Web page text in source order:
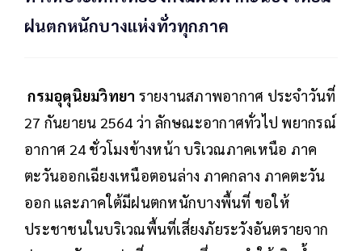
ฝนตกหนักบางแห่งทั่วทุกภาค
กรมอุตุนิยมวิทยา รายงานสภาพอากาศ ประจำวันที่
27 กันยายน 2564 ว่า ลักษณะอากาศทั่วไป พยากรณ์
อากาศ 24 ชั่วโมงข้างหน้า บริเวณภาคเหนือ ภาค
ตะวันออกเฉียงเหนือตอนล่าง ภาคกลาง ภาคตะวัน
ออก และภาคใต้มีฝนตกหนักบางพื้นที่ ขอให้
ประชาชนในบริเวณพื้นที่เสี่ยงภัยระวังอันตรายจาก